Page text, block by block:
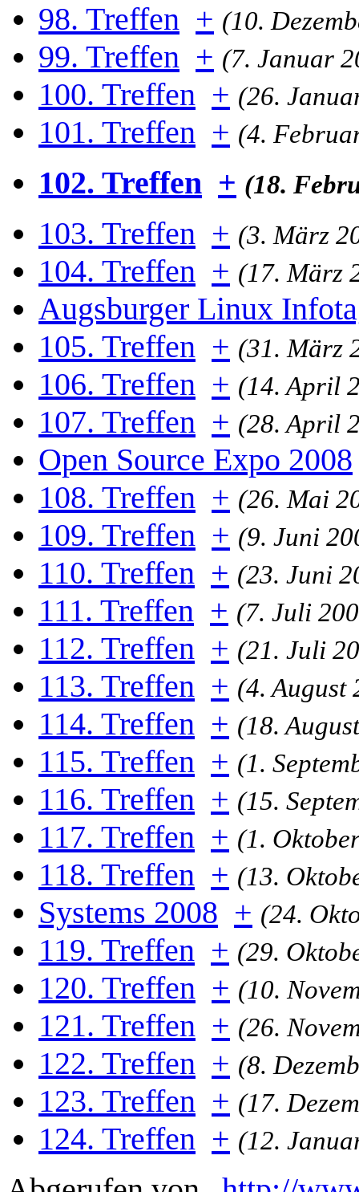
98. Treffen + (10.
99. Treffen + (7. Januar
100. Treffen + (26.
101. Treffen + (4.
102. Treffen + (18.
103. Treffen + (3. März
104. Treffen + (17. März
Augsburger Linux
105. Treffen + (31. März
106. Treffen + (14. April
107. Treffen + (28. April
Open Source Expo 2008
108. Treffen + (26. Mai
109. Treffen + (9. Juni
110. Treffen + (23. Juni
111. Treffen + (7. Juli
112. Treffen + (21. Juli
113. Treffen + (4. August
114. Treffen + (18.
115. Treffen + (1.
116. Treffen + (15.
117. Treffen + (1.
118. Treffen + (13.
Systems 2008 + (24.
119. Treffen + (29.
120. Treffen + (10.
121. Treffen + (26.
122. Treffen + (8.
123. Treffen + (17.
124. Treffen + (12.